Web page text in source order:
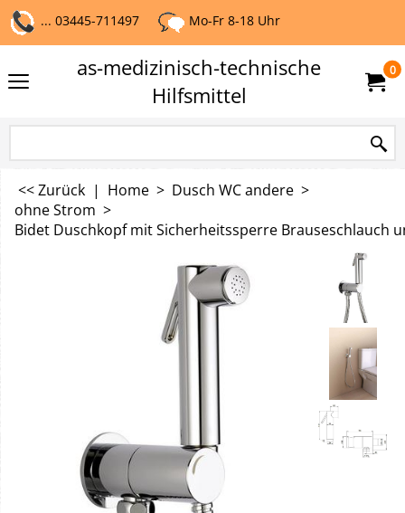
... 03445-711497 Mo-Fr 8-18 Uhr
as-medizinisch-technische
Hilfsmittel
0
<< Zurück | Home > Dusch WC andere >
ohne Strom >
Bidet Duschkopf mit Sicherheitssperre Brauseschlauch